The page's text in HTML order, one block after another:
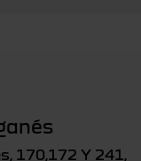
170,172 Y 241,